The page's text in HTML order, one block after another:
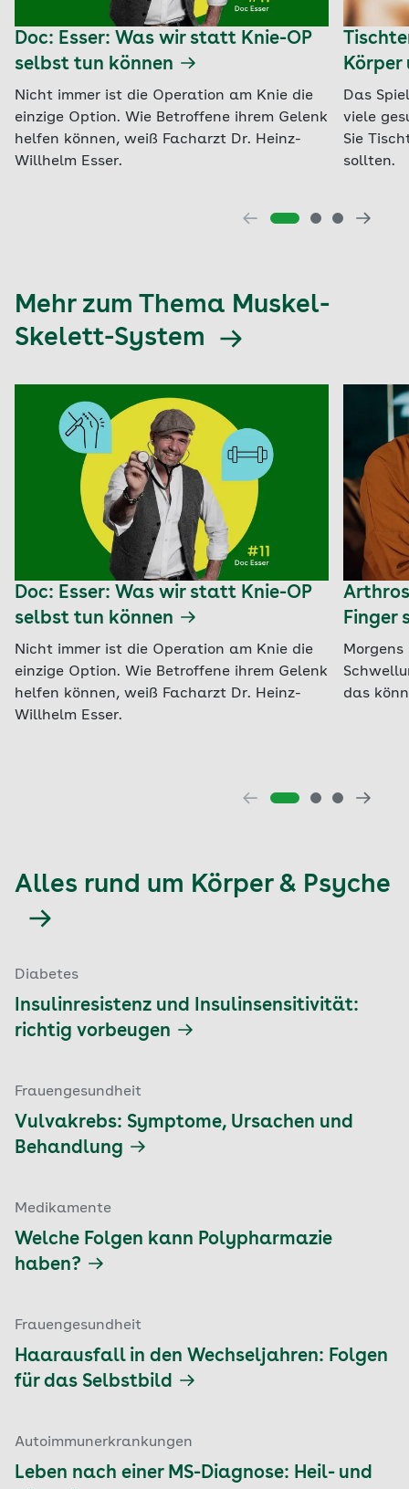
Doc: Esser: Was wir statt Knie-OP
selbst tun können
Nicht immer ist die Operation am Knie die
einzige Option. Wie Betroffene ihrem Gelenk
helfen können, weiß Facharzt Dr. Heinz-
Willhelm Esser.
Körper
Das
viele
Sie
sollten.
Mehr zum Thema Muskel-
Skelett-System
Doc: Esser: Was wir statt Knie-OP
selbst tun können
Nicht immer ist die Operation am Knie die
einzige Option. Wie Betroffene ihrem Gelenk
helfen können, weiß Facharzt Dr. Heinz-
Willhelm Esser.
Finger
das
Alles rund um Körper & Psyche
Diabetes
Insulinresistenz und Insulinsensitivität:
richtig vorbeugen
Frauengesundheit
Vulvakrebs: Symptome, Ursachen und
Behandlung
Medikamente
Welche Folgen kann Polypharmazie
haben?
Frauengesundheit
Haarausfall in den Wechseljahren: Folgen
für das Selbstbild
Autoimmunerkrankungen
Leben nach einer MS-Diagnose: Heil- und